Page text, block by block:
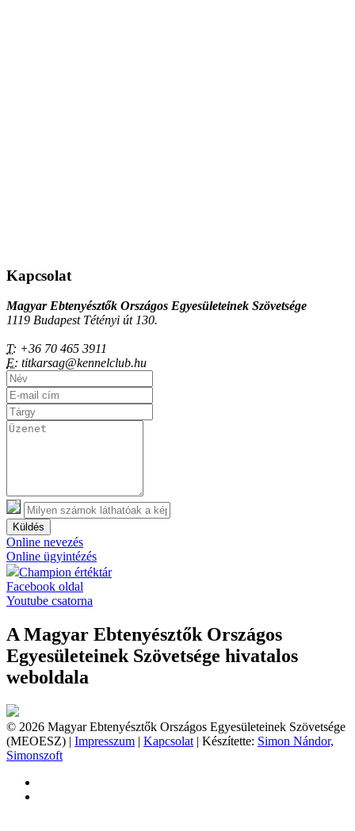
Kapcsolat
Magyar Ebtenyésztők Országos Egyesületeinek Szövetsége
1119 Budapest Tétényi út 130.
T: +36 70 465 3911
E: titkarsag@kennelclub.hu
Küldés
Online nevezés
Online ügyintézés
Champion értéktár
Facebook oldal
Youtube csatorna
A Magyar Ebtenyésztők Országos
Egyesületeinek Szövetsége hivatalos
weboldala
© 2026 Magyar Ebtenyésztők Országos Egyesületeinek Szövetsége
(MEOESZ) | Impresszum | Kapcsolat | Készítette: Simon Nándor,
Simonszoft